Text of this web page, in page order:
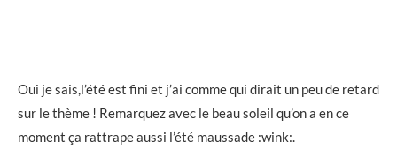
Oui je sais,l’été est fini et j’ai comme qui dirait un peu de retard
sur le thème ! Remarquez avec le beau soleil qu’on a en ce
moment ça rattrape aussi l’été maussade :wink:.